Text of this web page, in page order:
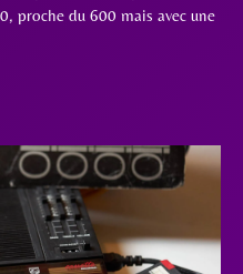
proche du 600 mais avec une